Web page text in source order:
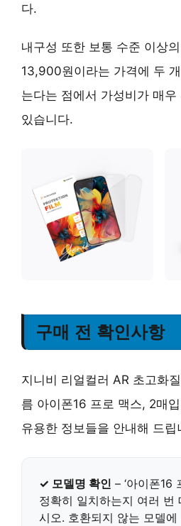
다.
내구성 또한 보통 수준 이상
13,900원이라는 가격에 두
는다는 점에서 가성비가 매우
있습니다.
구매 전 확인사항
지니비 리얼컬러 AR 초고화
름 아이폰16 프로 맥스, 2매
유용한 정보들을 안내해 드립
✓ 모델명 확인 – ‘아이폰16
정확히 일치하는지 여러 번
시오. 호환되지 않는 모델